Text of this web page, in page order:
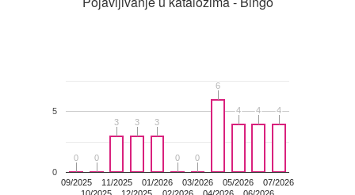
09/2025
10/2025
11/2025
12/2025
01/2026
02/2026
03/2026
04/2026
05/2026
06/2026
07/2026
0
5
0
0 0
0
3
3 3
3 3
3
0
0 0
0
6
6
4
4 4
4 4
4